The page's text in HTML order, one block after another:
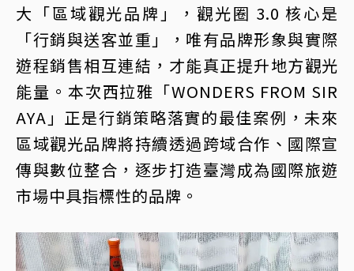
大「區域觀光品牌」，觀光圈 3.0 核心是
「行銷與送客並重」，唯有品牌形象與實際
遊程銷售相互連結，才能真正提升地方觀光
能量。本次西拉雅「WONDERS FROM SIR
AYA」正是行銷策略落實的最佳案例，未來
區域觀光品牌將持續透過跨域合作、國際宣
傳與數位整合，逐步打造臺灣成為國際旅遊
市場中具指標性的品牌。